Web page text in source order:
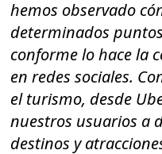
hemos observado
determinados
conforme lo hace la
en redes sociales.
el turismo, desde
nuestros usuarios a
destinos y